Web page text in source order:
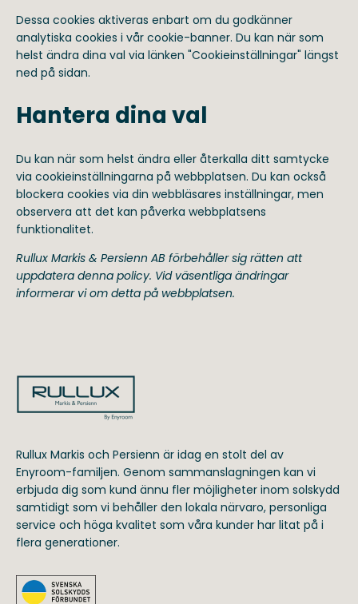
Dessa cookies aktiveras enbart om du godkänner
analytiska cookies i vår cookie-banner. Du kan när som
helst ändra dina val via länken "Cookieinställningar" längst
ned på sidan.
Hantera dina val
Du kan när som helst ändra eller återkalla ditt samtycke
via cookieinställningarna på webbplatsen. Du kan också
blockera cookies via din webbläsares inställningar, men
observera att det kan påverka webbplatsens
funktionalitet.
Rullux Markis & Persienn AB förbehåller sig rätten att
uppdatera denna policy. Vid väsentliga ändringar
informerar vi om detta på webbplatsen.
Rullux Markis och Persienn är idag en stolt del av
Enyroom-familjen. Genom sammanslagningen kan vi
erbjuda dig som kund ännu fler möjligheter inom solskydd
samtidigt som vi behåller den lokala närvaro, personliga
service och höga kvalitet som våra kunder har litat på i
flera generationer.